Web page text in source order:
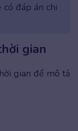
có đáp án chi
gian
gian để mô tả